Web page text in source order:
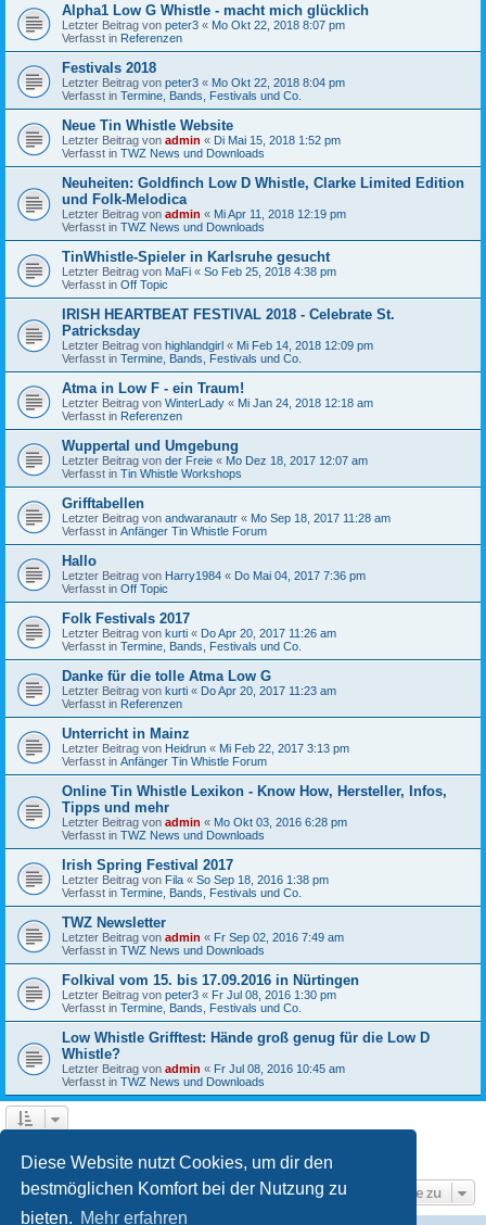
Diese Website nutzt Cookies, um dir den
bestmöglichen Komfort bei der Nutzung zu
bieten. Mehr erfahren
Alpha1 Low G Whistle - macht mich glücklich
Letzter Beitrag von peter3 « Mo Okt 22, 2018 8:07 pm
Verfasst in Referenzen
Festivals 2018
Letzter Beitrag von peter3 « Mo Okt 22, 2018 8:04 pm
Verfasst in Termine, Bands, Festivals und Co.
Neue Tin Whistle Website
Letzter Beitrag von admin « Di Mai 15, 2018 1:52 pm
Verfasst in TWZ News und Downloads
Neuheiten: Goldfinch Low D Whistle, Clarke Limited Edition
und Folk-Melodica
Letzter Beitrag von admin « Mi Apr 11, 2018 12:19 pm
Verfasst in TWZ News und Downloads
TinWhistle-Spieler in Karlsruhe gesucht
Letzter Beitrag von MaFi « So Feb 25, 2018 4:38 pm
Verfasst in Off Topic
IRISH HEARTBEAT FESTIVAL 2018 - Celebrate St.
Patricksday
Letzter Beitrag von highlandgirl « Mi Feb 14, 2018 12:09 pm
Verfasst in Termine, Bands, Festivals und Co.
Atma in Low F - ein Traum!
Letzter Beitrag von WinterLady « Mi Jan 24, 2018 12:18 am
Verfasst in Referenzen
Wuppertal und Umgebung
Letzter Beitrag von der Freie « Mo Dez 18, 2017 12:07 am
Verfasst in Tin Whistle Workshops
Grifftabellen
Letzter Beitrag von andwaranautr « Mo Sep 18, 2017 11:28 am
Verfasst in Anfänger Tin Whistle Forum
Hallo
Letzter Beitrag von Harry1984 « Do Mai 04, 2017 7:36 pm
Verfasst in Off Topic
Folk Festivals 2017
Letzter Beitrag von kurti « Do Apr 20, 2017 11:26 am
Verfasst in Termine, Bands, Festivals und Co.
Danke für die tolle Atma Low G
Letzter Beitrag von kurti « Do Apr 20, 2017 11:23 am
Verfasst in Referenzen
Unterricht in Mainz
Letzter Beitrag von Heidrun « Mi Feb 22, 2017 3:13 pm
Verfasst in Anfänger Tin Whistle Forum
Online Tin Whistle Lexikon - Know How, Hersteller, Infos,
Tipps und mehr
Letzter Beitrag von admin « Mo Okt 03, 2016 6:28 pm
Verfasst in TWZ News und Downloads
Irish Spring Festival 2017
Letzter Beitrag von Fila « So Sep 18, 2016 1:38 pm
Verfasst in Termine, Bands, Festivals und Co.
TWZ Newsletter
Letzter Beitrag von admin « Fr Sep 02, 2016 7:49 am
Verfasst in TWZ News und Downloads
Folkival vom 15. bis 17.09.2016 in Nürtingen
Letzter Beitrag von peter3 « Fr Jul 08, 2016 1:30 pm
Verfasst in Termine, Bands, Festivals und Co.
Low Whistle Grifftest: Hände groß genug für die Low D
Whistle?
Letzter Beitrag von admin « Fr Jul 08, 2016 10:45 am
Verfasst in TWZ News und Downloads
Gehe zu